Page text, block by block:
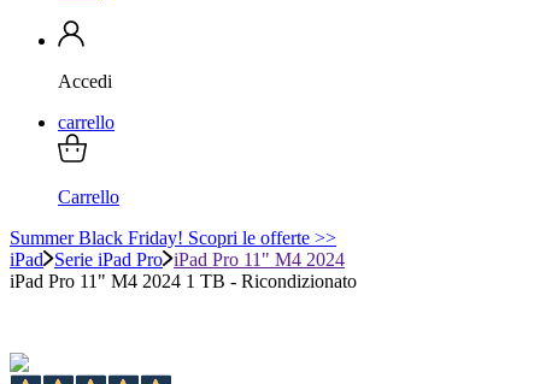
Accedi
carrello
Carrello
Summer Black Friday! Scopri le offerte >>
iPad
Serie iPad Pro iPad Pro 11" M4 2024
iPad Pro 11" M4 2024 1 TB - Ricondizionato